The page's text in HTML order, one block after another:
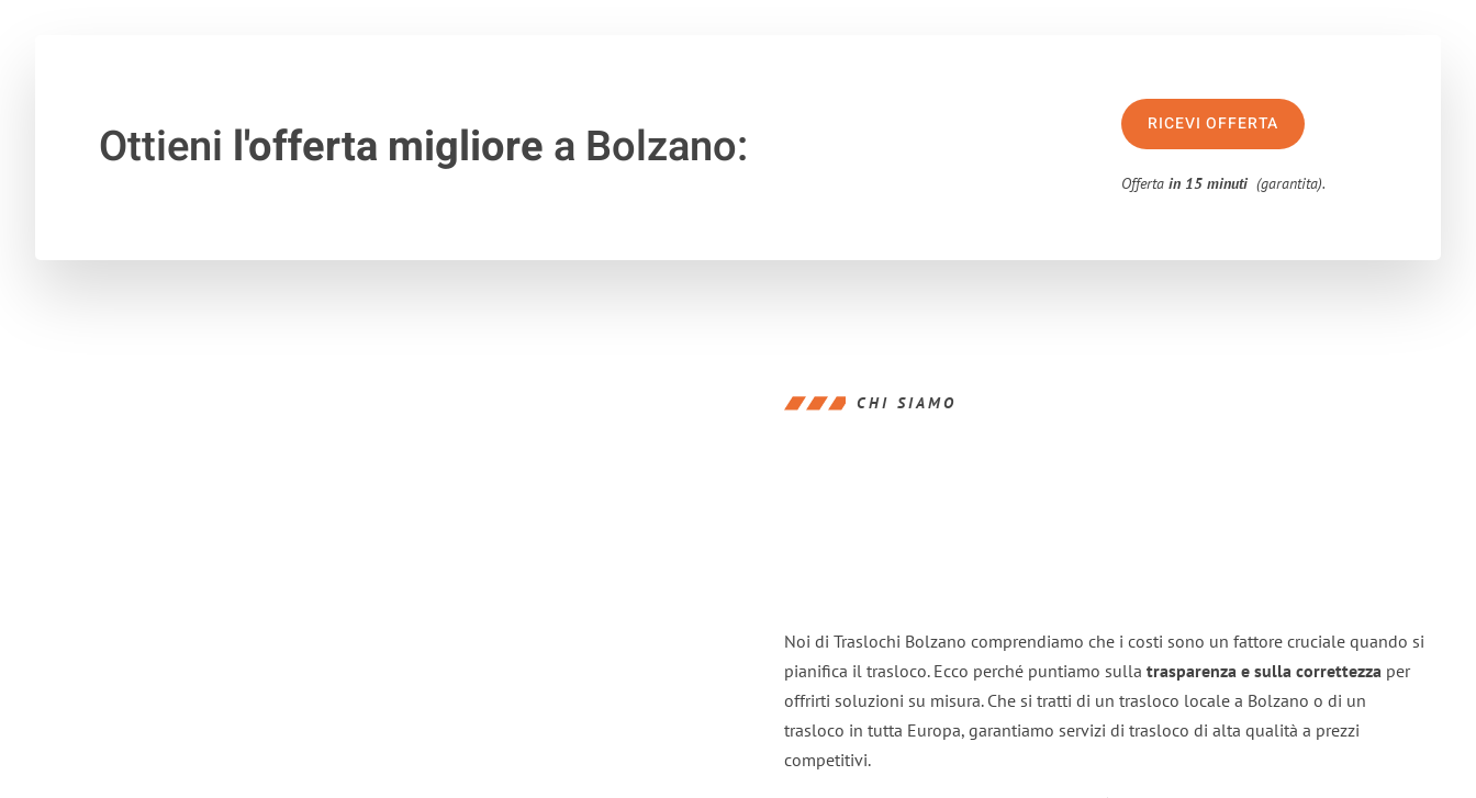
Ottieni l'offerta migliorea Bolzano: RICEVI OFFERTA
Offertain 15 minuti (garantita).
CHI SIAMO
Noi di Traslochi Bolzano comprendiamo che i costi sono un fattore cruciale quando si
pianifica il trasloco. Ecco perché puntiamo sulla trasparenza e sulla correttezza per
offrirti soluzioni su misura. Che si tratti di un trasloco locale a Bolzano o di un
trasloco in tutta Europa, garantiamo servizi di trasloco di alta qualità a prezzi
competitivi.